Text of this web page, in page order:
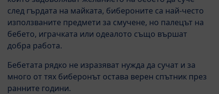
след гърдата на майката, бибероните са най-често
използваните предмети за смучене, но палецът на
бебето, играчката или одеалото също вършат
добра работа.
Бебетата рядко не изразяват нужда да сучат и за
много от тях биберонът остава верен спътник през
ранните години.